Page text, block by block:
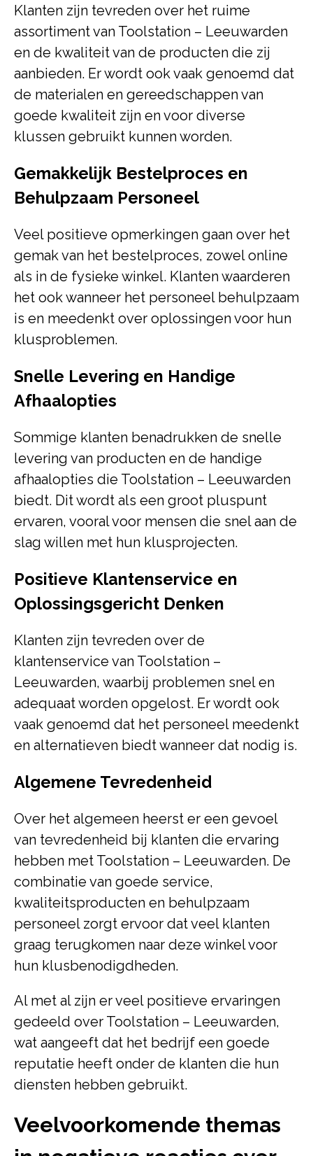
Klanten zijn tevreden over het ruime
assortiment van Toolstation – Leeuwarden
en de kwaliteit van de producten die zij
aanbieden. Er wordt ook vaak genoemd dat
de materialen en gereedschappen van
goede kwaliteit zijn en voor diverse
klussen gebruikt kunnen worden.
Gemakkelijk Bestelproces en
Behulpzaam Personeel
Veel positieve opmerkingen gaan over het
gemak van het bestelproces, zowel online
als in de fysieke winkel. Klanten waarderen
het ook wanneer het personeel behulpzaam
is en meedenkt over oplossingen voor hun
klusproblemen.
Snelle Levering en Handige
Afhaalopties
Sommige klanten benadrukken de snelle
levering van producten en de handige
afhaalopties die Toolstation – Leeuwarden
biedt. Dit wordt als een groot pluspunt
ervaren, vooral voor mensen die snel aan de
slag willen met hun klusprojecten.
Positieve Klantenservice en
Oplossingsgericht Denken
Klanten zijn tevreden over de
klantenservice van Toolstation –
Leeuwarden, waarbij problemen snel en
adequaat worden opgelost. Er wordt ook
vaak genoemd dat het personeel meedenkt
en alternatieven biedt wanneer dat nodig is.
Algemene Tevredenheid
Over het algemeen heerst er een gevoel
van tevredenheid bij klanten die ervaring
hebben met Toolstation – Leeuwarden. De
combinatie van goede service,
kwaliteitsproducten en behulpzaam
personeel zorgt ervoor dat veel klanten
graag terugkomen naar deze winkel voor
hun klusbenodigdheden.
Al met al zijn er veel positieve ervaringen
gedeeld over Toolstation – Leeuwarden,
wat aangeeft dat het bedrijf een goede
reputatie heeft onder de klanten die hun
diensten hebben gebruikt.
Veelvoorkomende themas